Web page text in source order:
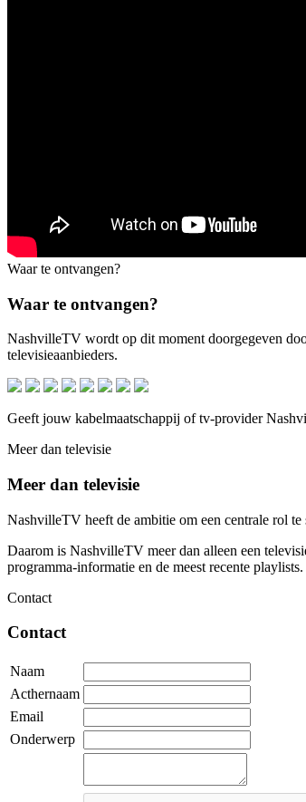
Waar te ontvangen?
Waar te ontvangen?
NashvilleTV wordt op dit moment doorgegeven
televisieaanbieders.
Geeft jouw kabelmaatschappij of tv-provider
Meer dan televisie
Meer dan televisie
NashvilleTV heeft de ambitie om een centrale rol
Daarom is NashvilleTV meer dan alleen een
programma-informatie en de meest recente playlists.
Contact
Contact
Naam
Acthernaam
Email
Onderwerp